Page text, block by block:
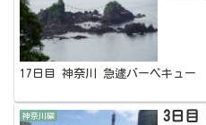
17日目 神奈川 急遽バーベキュー
神奈川編
3日目